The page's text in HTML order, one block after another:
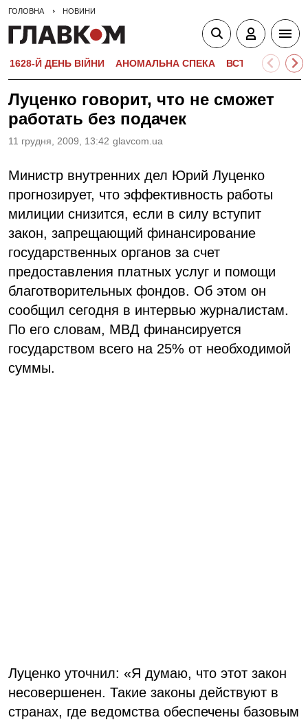
ГОЛОВНА НОВИНИ
1628-Й ДЕНЬ ВІЙНИ АНОМАЛЬНА СПЕКА ВСТУПНА
Луценко говорит, что не сможет
работать без подачек
11 грудня, 2009, 13:42 glavcom.ua
Министр внутренних дел Юрий Луценко
прогнозирует, что эффективность работы
милиции снизится, если в силу вступит
закон, запрещающий финансирование
государственных органов за счет
предоставления платных услуг и помощи
благотворительных фондов. Об этом он
сообщил сегодня в интервью журналистам.
По его словам, МВД финансируется
государством всего на 25% от необходимой
суммы.
Луценко уточнил: «Я думаю, что этот закон
несовершенен. Такие законы действуют в
странах, где ведомства обеспечены базовым